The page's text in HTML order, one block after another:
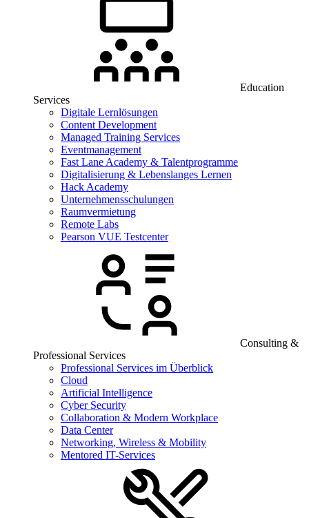
Education
Services
Digitale Lernlösungen
Content Development
Managed Training Services
Eventmanagement
Fast Lane Academy & Talentprogramme
Digitalisierung & Lebenslanges Lernen
Hack Academy
Unternehmensschulungen
Raumvermietung
Remote Labs
Pearson VUE Testcenter
Consulting &
Professional Services
Professional Services im Überblick
Cloud
Artificial Intelligence
Cyber Security
Collaboration & Modern Workplace
Data Center
Networking, Wireless & Mobility
Mentored IT-Services